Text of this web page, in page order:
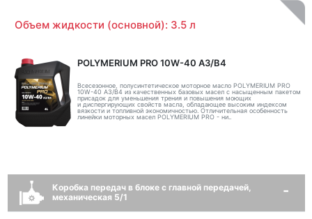
Объем жидкости (основной): 3.5 л
POLYMERIUM PRO 10W-40 A3/B4
Всесезонное, полусинтетическое моторное масло POLYMERIUM PRO
10W-40 A3/B4 из качественных базовых масел с насыщенным пакетом
присадок для уменьшения трения и повышения моющих
и диспергирующих свойств масла, обладающее высоким индексом
вязкости и топливной экономичностью. Отличительная особенность
линейки моторных масел POLYMERIUM PRO - ни..
Коробка передач в блоке с главной передачей,
механическая 5/1